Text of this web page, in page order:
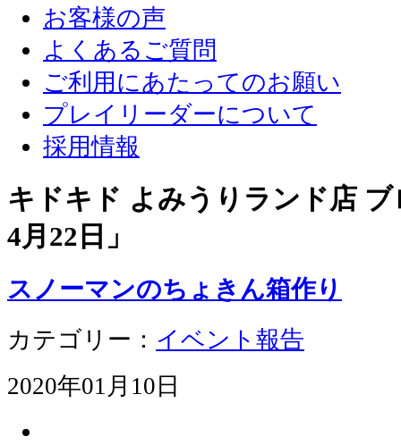
お客様の声
よくあるご質問
ご利用にあたってのお願い
プレイリーダーについて
採用情報
キドキド よみうりランド店
4月22日 」
スノーマンのちょきん箱作り
カテゴリー： イベント報告
2020年01月10日